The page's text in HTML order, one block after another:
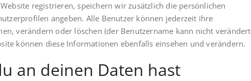
registrieren, speichern wir zusätzlich die persönlichen
angeben. Alle Benutzer können jederzeit ihre
verändern oder löschen (der Benutzername kann nicht verändert
können diese Informationen ebenfalls einsehen und verändern.
an deinen Daten hast